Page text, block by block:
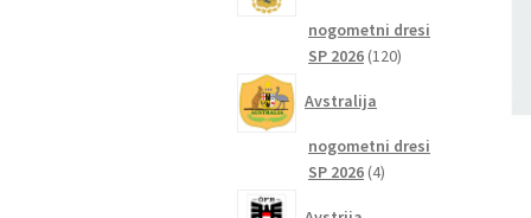
nogometni dresi
SP 2026 120120
Avstralija
nogometni dresi
SP 2026 44